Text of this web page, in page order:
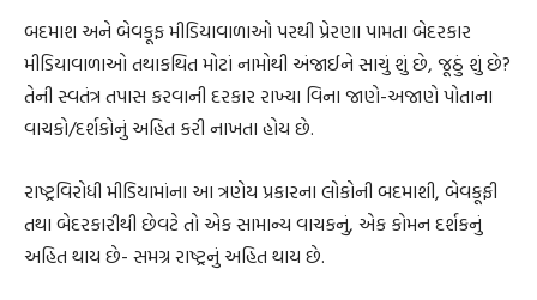
બદમાશ અને બેવકૂફ મીડિયાવાળાઓ પરથી પ્રેરણા પામતા બેદરકાર
મીડિયાવાળાઓ તથાકથિત મોટાં નામોથી અંજાઈને સાચું શું છે, જૂઠું શું છે?
તેની સ્વતંત્ર તપાસ કરવાની દરકાર રાખ્યા વિના જાણે-અજાણે પોતાના
વાચકો/દર્શકોનું અહિત કરી નાખતા હોય છે.
રાષ્ટ્રવિરોધી મીડિયામાંના આ ત્રણેય પ્રકારના લોકોની બદમાશી, બેવકૂફી
તથા બેદરકારીથી છેવટે તો એક સામાન્ય વાચકનું, એક કોમન દર્શકનું
અહિત થાય છે- સમગ્ર રાષ્ટ્રનું અહિત થાય છે.